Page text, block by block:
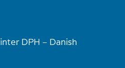
DPH – Danish